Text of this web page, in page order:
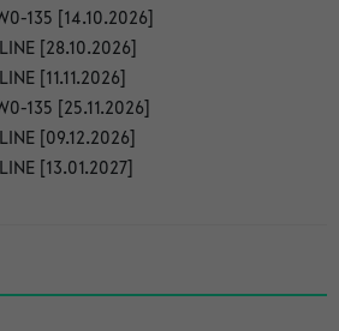
135 [14.10.2026]
[28.10.2026]
[11.11.2026]
135 [25.11.2026]
[09.12.2026]
[13.01.2027]